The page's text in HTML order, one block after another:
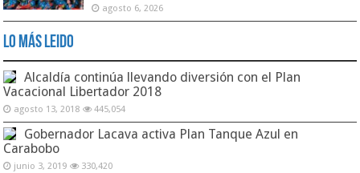
agosto 6, 2026
Lo Más Leido
Alcaldía continúa llevando diversión con el Plan
Vacacional Libertador 2018
agosto 13, 2018 445,054
Gobernador Lacava activa Plan Tanque Azul en
Carabobo
junio 3, 2019 330,420